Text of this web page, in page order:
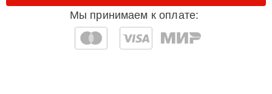
Мы принимаем к оплате: